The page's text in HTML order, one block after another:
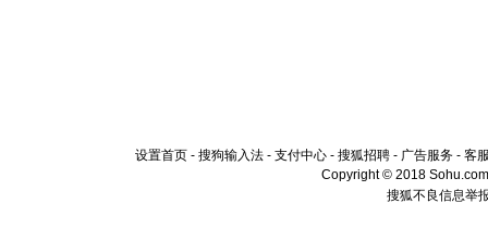
设置首页 - 搜狗输入法 - 支付中心 - 搜狐招聘 - 广告服务 - 客
Copyright © 2018
搜狐不良信息举